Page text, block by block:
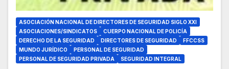
ASOCIACIÓN NACIONAL DE DIRECTORES DE SEGURIDAD SIGLO XXI
ASOCIACIONES/SINDICATOS
CUERPO NACIONAL DE POLICÍA
DERECHO DE LA SEGURIDAD
DIRECTORES DE SEGURIDAD
FFCCSS
MUNDO JURÍDICO
PERSONAL DE SEGURIDAD
PERSONAL DE SEGURIDAD PRIVADA
SEGURIDAD INTEGRAL